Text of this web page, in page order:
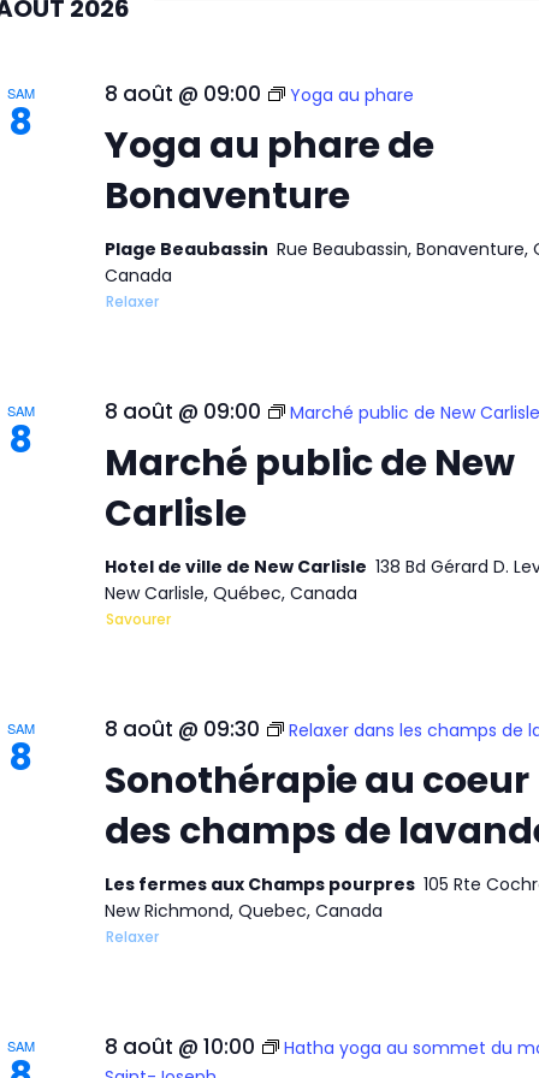
2026
SAM
8
Yoga au phare de
Bonaventure
8 août @ 09:00 Yoga au phare
Plage Beaubassin Rue Beaubassin, Bonaventure,
Canada
Relaxer
SAM
8
Marché public de New
Carlisle
8 août @ 09:00 Marché public de New
Hotel de ville de New Carlisle 138 Bd Gérard D.
New Carlisle, Québec, Canada
Savourer
SAM
8
Sonothérapie au coeur
des champs de
8 août @ 09:30 Relaxer dans les champs de
Les fermes aux Champs pourpres 105 Rte
New Richmond, Quebec, Canada
Relaxer
SAM 8 août @ 10:00
Hatha yoga au sommet du